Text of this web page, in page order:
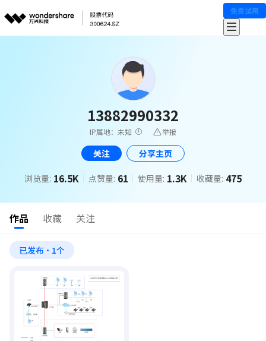
免费试用
13882990332
IP属地：未知 举报
关注 分享主页
浏览量: 16.5K 点赞量: 61 使用量: 1.3K 收藏量: 475
作品 收藏 关注
已发布·1个